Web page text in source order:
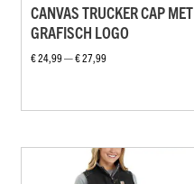
CANVAS TRUCKER CAP MET
GRAFISCH LOGO
€ 24,99 — € 27,99